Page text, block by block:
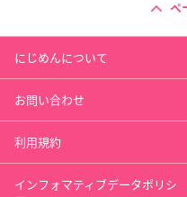
ペ
にじめんについて
お問い合わせ
利用規約
インフォマティブデータポリシ